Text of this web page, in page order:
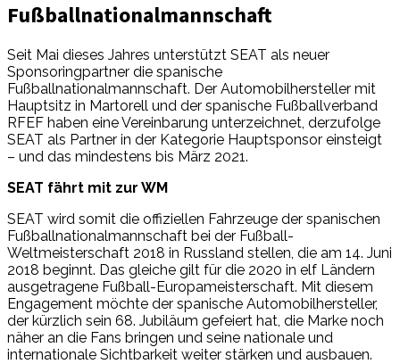
Fußballnationalmannschaft
Seit Mai dieses Jahres unterstützt SEAT als neuer
Sponsoringpartner die spanische
Fußballnationalmannschaft. Der Automobilhersteller mit
Hauptsitz in Martorell und der spanische Fußballverband
RFEF haben eine Vereinbarung unterzeichnet, derzufolge
SEAT als Partner in der Kategorie Hauptsponsor einsteigt
– und das mindestens bis März 2021.
SEAT fährt mit zur WM
SEAT wird somit die offiziellen Fahrzeuge der spanischen
Fußballnationalmannschaft bei der Fußball-
Weltmeisterschaft 2018 in Russland stellen, die am 14. Juni
2018 beginnt. Das gleiche gilt für die 2020 in elf Ländern
ausgetragene Fußball-Europameisterschaft. Mit diesem
Engagement möchte der spanische Automobilhersteller,
der kürzlich sein 68. Jubiläum gefeiert hat, die Marke noch
näher an die Fans bringen und seine nationale und
internationale Sichtbarkeit weiter stärken und ausbauen.